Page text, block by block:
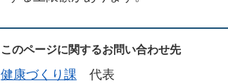
このページに関するお問い合わせ先
健康づくり課
代表